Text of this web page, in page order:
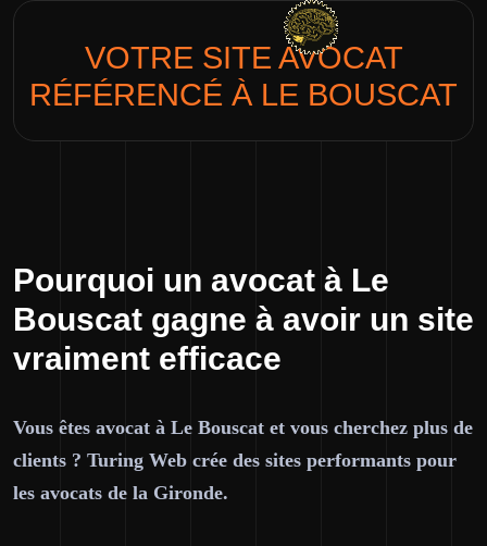
VOTRE SITE AVOCAT
RÉFÉRENCÉ À LE BOUSCAT
Pourquoi un avocat à Le
Bouscat gagne à avoir un site
vraiment efficace
Vous êtes avocat à Le Bouscat et vous cherchez plus de
clients ? Turing Web crée des sites performants pour
les avocats de la Gironde.